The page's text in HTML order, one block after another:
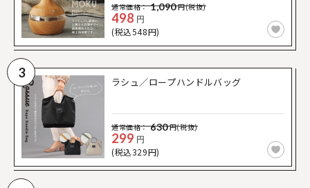
通常価格： 1,090円(税抜)
498 円
(税込548円)
3
ラシュ／ロープハンドルバッグ
通常価格： 630円(税抜)
299 円
(税込329円)